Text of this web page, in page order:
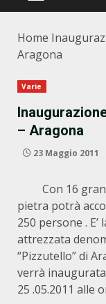
Home
Aragona
Varie
– Aragona
23 Maggio 2011
Con 16
pietra potrà
250 persone . E’
attrezzata
“Pizzutello” di
verrà inaugurata
25 .05.2011 alle